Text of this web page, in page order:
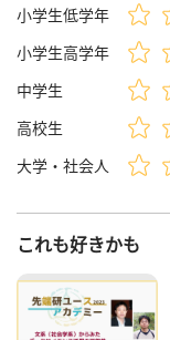
小学生低学年
小学生高学年
中学生
高校生
大学・社会人
これも好きかも